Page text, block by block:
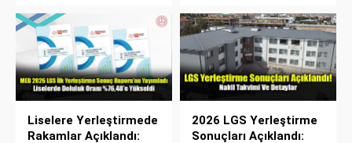
Liselere Yerleştirmede
Rakamlar Açıklandı:
2026 LGS Yerleştirme
Sonuçları Açıklandı: